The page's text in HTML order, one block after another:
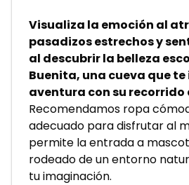
Visualiza la emoción al
pasadizos estrechos y
al descubrir la belleza
Buenita, una cueva que
aventura con su
Recomendamos ropa
adecuado para disfrutar al
permite la entrada a
rodeado de un entorno
tu imaginación.